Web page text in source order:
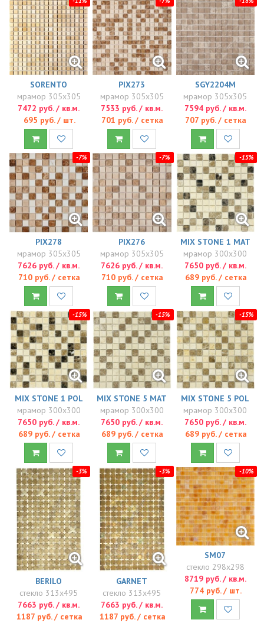
SORENTO
мрамор 305x305
7472 руб. / кв.м.
695 руб. / шт.
PIX273
мрамор 305x305
7533 руб. / кв.м.
701 руб. / сетка
SGY2204M
мрамор 305x305
7594 руб. / кв.м.
707 руб. / сетка
-7%
PIX278
мрамор 305x305
7626 руб. / кв.м.
710 руб. / сетка
-7%
PIX276
мрамор 305x305
7626 руб. / кв.м.
710 руб. / сетка
-15%
MIX STONE 1 MAT
мрамор 300x300
7650 руб. / кв.м.
689 руб. / сетка
-15%
MIX STONE 1 POL
мрамор 300x300
7650 руб. / кв.м.
689 руб. / сетка
-15%
MIX STONE 5 MAT
мрамор 300x300
7650 руб. / кв.м.
689 руб. / сетка
-15%
MIX STONE 5 POL
мрамор 300x300
7650 руб. / кв.м.
689 руб. / сетка
-3%
BERILO
стекло 313x495
7663 руб. / кв.м.
1187 руб. / сетка
-3%
GARNET
стекло 313x495
7663 руб. / кв.м.
1187 руб. / сетка
-10%
SM07
стекло 298x298
8719 руб. / кв.м.
774 руб. / шт.